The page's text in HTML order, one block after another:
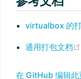
virtualbox 的
通用打包文档
在 GitHub 编辑此